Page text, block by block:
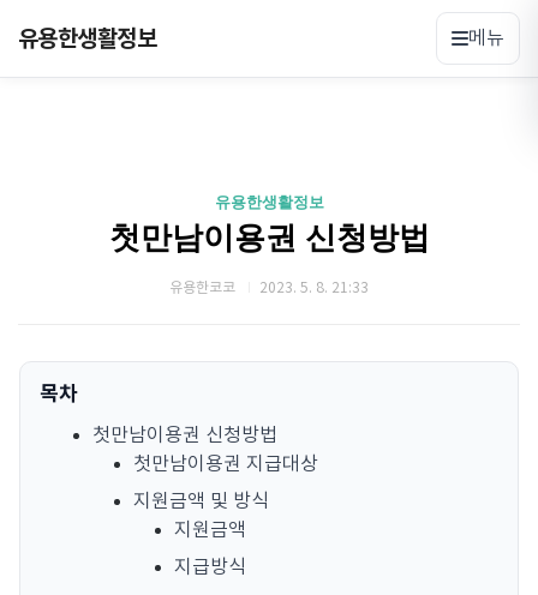
유용한생활정보 메뉴
유용한생활정보
첫만남이용권 신청방법
유용한코코 2023. 5. 8. 21:33
목차
첫만남이용권 신청방법
첫만남이용권 지급대상
지원금액 및 방식
지원금액
지급방식